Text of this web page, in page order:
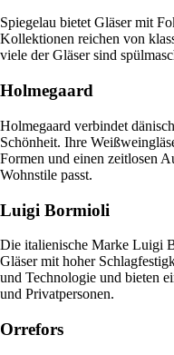
Spiegelau bietet Gläser mit
Kollektionen reichen von
viele der Gläser sind
Holmegaard
Holmegaard verbindet
Schönheit. Ihre
Formen und einen zeitlosen
Wohnstile passt.
Luigi Bormioli
Die italienische Marke Luigi
Gläser mit hoher
und Technologie und bieten
und Privatpersonen.
Orrefors